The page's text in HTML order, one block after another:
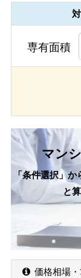
専有面積
マン
「条件選択」
と
価格相場